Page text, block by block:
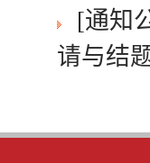
[通知
请与结